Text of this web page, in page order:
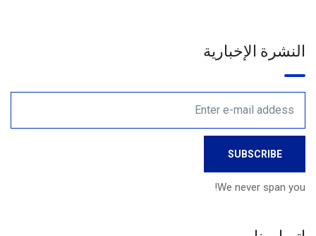
النشرة الإخبارية
We never span you!